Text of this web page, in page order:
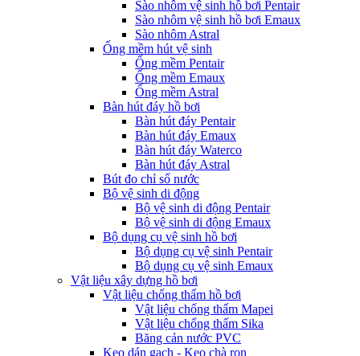
Sào nhôm vệ sinh hồ bơi Pentair
Sào nhôm vệ sinh hồ bơi Emaux
Sào nhôm Astral
Ống mềm hút vệ sinh
Ống mềm Pentair
Ống mềm Emaux
Ống mềm Astral
Bàn hút đáy hồ bơi
Bàn hút đáy Pentair
Bàn hút đáy Emaux
Bàn hút đáy Waterco
Bàn hút đáy Astral
Bút đo chỉ số nước
Bộ vệ sinh di động
Bộ vệ sinh di động Pentair
Bộ vệ sinh di động Emaux
Bộ dụng cụ vệ sinh hồ bơi
Bộ dụng cụ vệ sinh Pentair
Bộ dụng cụ vệ sinh Emaux
Vật liệu xây dựng hồ bơi
Vật liệu chống thấm hồ bơi
Vật liệu chống thấm Mapei
Vật liệu chống thấm Sika
Băng cản nước PVC
Keo dán gạch - Keo chà ron